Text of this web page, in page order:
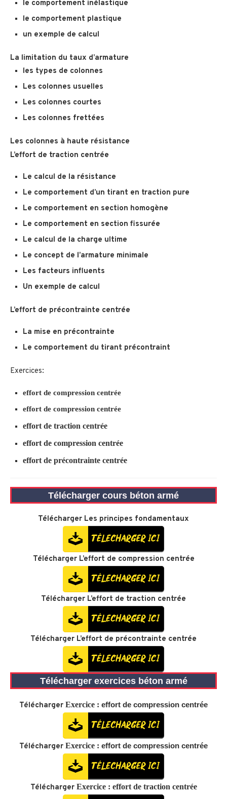
le comportement inélastique
le comportement plastique
un exemple de calcul
La limitation du taux d’armature
les types de colonnes
Les colonnes usuelles
Les colonnes courtes
Les colonnes frettées
Les colonnes à haute résistance
L’effort de traction centrée
Le calcul de la résistance
Le comportement d’un tirant en traction pure
Le comportement en section homogène
Le comportement en section fissurée
Le calcul de la charge ultime
Le concept de l’armature minimale
Les facteurs influents
Un exemple de calcul
L’effort de précontrainte centrée
La mise en précontrainte
Le comportement du tirant précontraint
Exercices:
effort de compression centrée
effort de compression centrée
effort de traction centrée
effort de compression centrée
effort de précontrainte centrée
Télécharger cours béton armé
Télécharger Les principes fondamentaux
Télécharger L’effort de compression centrée
Télécharger L’effort de traction centrée
Télécharger L’effort de précontrainte centrée
Télécharger exercices béton armé
Télécharger Exercice : effort de compression centrée
Télécharger Exercice : effort de compression centrée
Télécharger Exercice : effort de traction centrée